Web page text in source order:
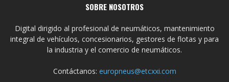
SOBRE NOSOTROS
Digital dirigido al profesional de neumáticos, mantenimiento
integral de vehículos, concesionarios, gestores de flotas y para
la industria y el comercio de neumáticos.
Contáctanos: europneus@etcxxi.com